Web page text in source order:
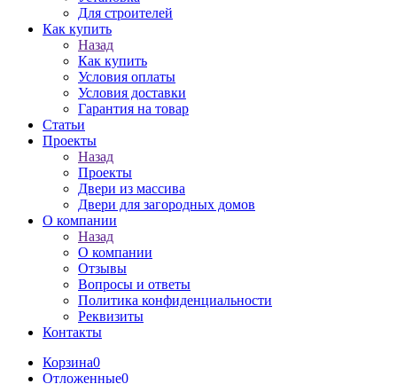
Для строителей
Как купить
Назад
Как купить
Условия оплаты
Условия доставки
Гарантия на товар
Статьи
Проекты
Назад
Проекты
Двери из массива
Двери для загородных домов
О компании
Назад
О компании
Отзывы
Вопросы и ответы
Политика конфиденциальности
Реквизиты
Контакты
Корзина0
Отложенные0